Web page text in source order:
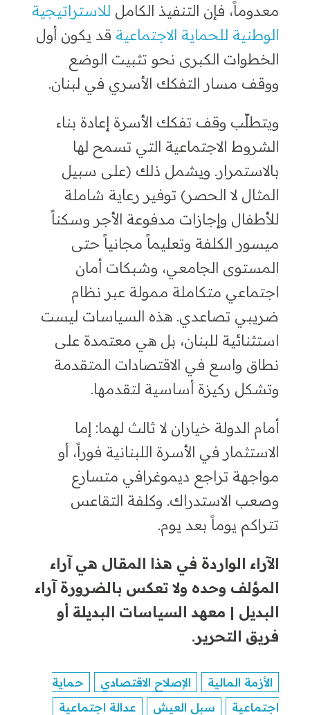
معدوماً، فإن التنفيذ الكاملللاستراتيجية
الوطنية للحماية الاجتماعيةقد يكون أول
الخطوات الكبرى نحو تثبيت الوضع
ووقف مسار التفكك الأسري في لبنان.
ويتطلّب وقف تفكك الأسرة إعادة بناء
الشروط الاجتماعية التي تسمح لها
بالاستمرار. ويشمل ذلك (على سبيل
المثال لا الحصر) توفير رعاية شاملة
للأطفال وإجازات مدفوعة الأجر وسكناً
ميسور الكلفة وتعليماً مجانياً حتى
المستوى الجامعي، وشبكات أمان
اجتماعي متكاملة ممولة عبر نظام
ضريبي تصاعدي. هذه السياسات ليست
استثنائية للبنان، بل هي معتمدة على
نطاق واسع في الاقتصادات المتقدمة
وتشكل ركيزة أساسية لتقدمها.
أمام الدولة خياران لا ثالث لهما: إما
الاستثمار في الأسرة اللبنانية فوراً، أو
مواجهة تراجع ديموغرافي متسارع
وصعب الاستدراك. وكلفة التقاعس
تتراكم يوماً بعد يوم.
الآراء الواردة في هذا المقال هي آراء
المؤلف وحده ولا تعكس بالضرورة آراء
البديل | معهد السياسات البديلة أو
فريق التحرير.
الأزمة المالية الإصلاح الاقتصادي
حماية
اجتماعية
سبل العيش عدالة اجتماعية